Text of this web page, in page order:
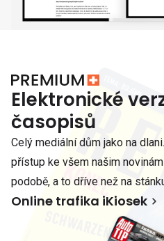
Elektronické
časopisů
Celý mediální dům jako na
přístup ke všem našim
podobě, a to dříve než na
Online trafika iKiosek